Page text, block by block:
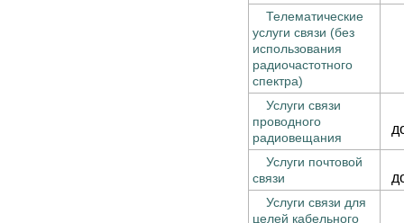
Телематические
услуги связи (без
использования
радиочастотного
спектра)
Услуги связи
проводного
радиовещания
Услуги почтовой
связи
Услуги связи для
целей кабельного